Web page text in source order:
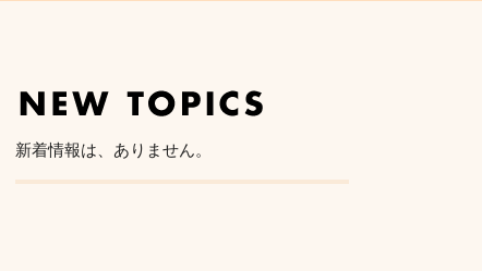
新着情報は、ありません。